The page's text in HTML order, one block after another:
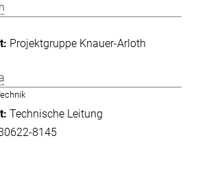
Projektgruppe Knauer-Arloth
Technische Leitung
8145